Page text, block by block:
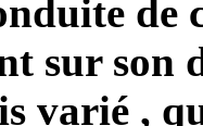
de
sur son
varié ,